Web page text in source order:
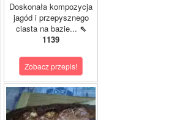
Doskonała kompozycja
jagód i przepysznego
ciasta na bazie... ⇖
1139
Zobacz przepis!